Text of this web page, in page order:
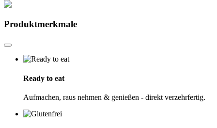
Produktmerkmale
Ready to eat
Aufmachen, raus nehmen & genießen - direkt verzehrfertig.